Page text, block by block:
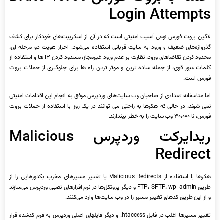
Login Attempts
لاگین بروت فورس نوعی آسیب امنیتی است که در آن از اسکریپت‌های خودکار برای کشف
گذرواژه‌های ضعیف و ورود به سایت قربانی استفاده می‌شود. احراز هویت دو مرحله ای،
محدود کردن تقاضاهای ورود، نظارت بر عدم ورود غیرمجاز، مسدود کردن IP ها و استفاده از
کلمات عبور قوی، از جمله ساده ترین و موثر ترین راه ها برای جلوگیری از حملات بروت
فورس است.
اما متاسفانه تعدادی از صاحبان وب سایت‌های وردپرس موفق به انجام این اقدامات امنیتی
نمی شوند، در حالی که هکرها به راحتی می توانند در یک روز با استفاده از حملات بروت
فورس، تا ۳۰،۰۰۰ وب سایت را به خطر بیندازند.
ریدایرکت وردپرس Malicious
Redirect
هکرها با استفاده از Malicious Redirects یا تغییر مسیرهای مخرب بکدورهایی را از
طریق FTP، SFTP، wp-admin و دیگر پروتکل‌ها در نرم افزارهای نصبی وردپرس می‌سازند
و از این طریق کدهای تغییر مسیر را در وب سایت‌ها وارد می‌کنند.
تغییر مسیرها اغلب در فایل htaccess. و دیگر فایلهای اصلی وردپرس به فرم کدشده قرار